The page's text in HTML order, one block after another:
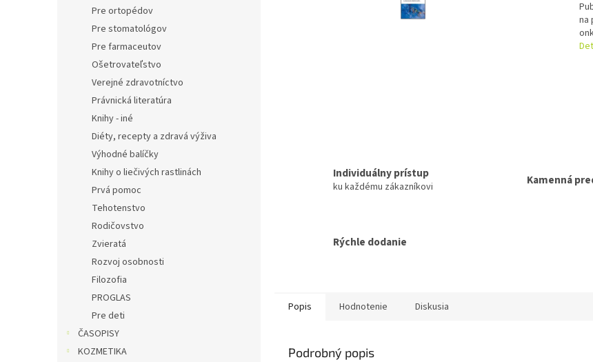
Pre ortopédov
Pre stomatológov
Pre farmaceutov
Ošetrovateľstvo
Verejné zdravotníctvo
Právnická literatúra
Knihy - iné
Diéty, recepty a zdravá výživa
Výhodné balíčky
Knihy o liečivých rastlinách
Prvá pomoc
Tehotenstvo
Rodičovstvo
Zvieratá
Rozvoj osobnosti
Filozofia
PROGLAS
Pre deti
ČASOPISY
KOZMETIKA
na
Individuálny prístup
ku každému zákazníkovi Kamenná
Rýchle dodanie
Popis Hodnotenie Diskusia
Podrobný popis